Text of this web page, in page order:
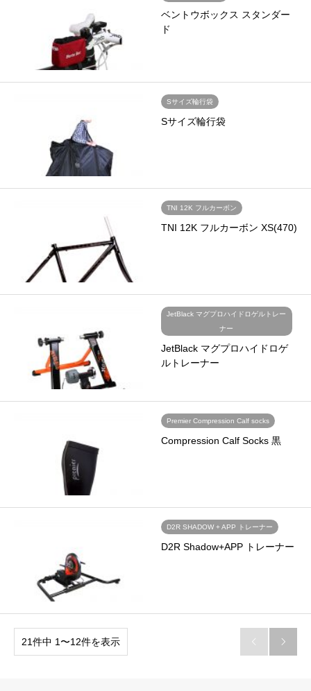
ベントウボックス スタンダー
ド
Sサイズ輪行袋
Sサイズ輪行袋
TNI 12K フルカーボン
TNI 12K フルカーボン XS(470)
JetBlack マグプロハイドロゲルトレー
ナー
JetBlack マグプロハイドロゲ
ルトレーナー
Premier Compression Calf socks
Compression Calf Socks 黒
D2R SHADOW + APP トレーナー
D2R Shadow+APP トレーナー
21件中 1〜12件を表示  